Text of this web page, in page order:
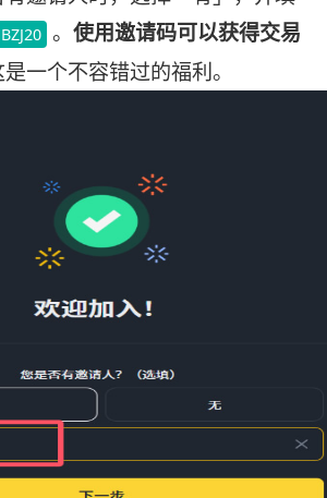
。 使用邀请码可以获得交易
是一个不容错过的福利。